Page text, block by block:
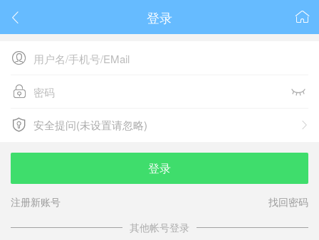
 
登录

 
 
安全提问(未设置请忽略)
安全提问(未设置请忽略)
登录
注册新账号
找回密码
其他帐号登录